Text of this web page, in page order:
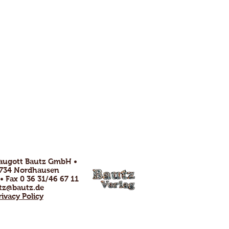
Bautz GmbH •
Nordhausen
Fax 0 36 31/46 67 11
Policy